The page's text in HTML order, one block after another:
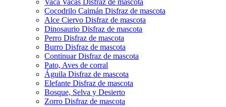
Vaca Vacas Disfraz de mascota
Cocodrilo Caimán Disfraz de mascota
Alce Ciervo Disfraz de mascota
Dinosaurio Disfraz de mascota
Perro Disfraz de mascota
Burro Disfraz de mascota
Continuar Disfraz de mascota
Pato, Aves de corral
Águila Disfraz de mascota
Elefante Disfraz de mascota
Bosque, Selva y Desierto
Zorro Disfraz de mascota